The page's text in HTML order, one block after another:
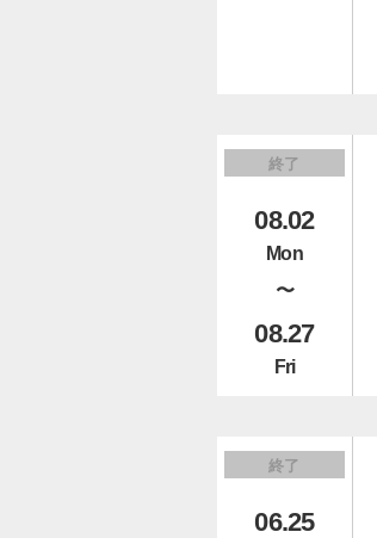
終了
08.02
Mon
〜
08.27
Fri
終了
06.25